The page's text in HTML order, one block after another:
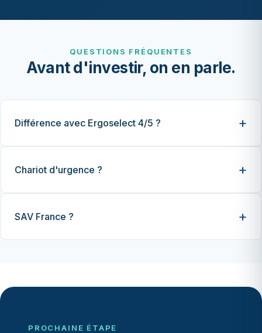
QUESTIONS FRÉQUENTES
Avant d'investir, on en parle.
Différence avec Ergoselect 4/5 ?
Chariot d'urgence ?
SAV France ?
PROCHAINE ÉTAPE